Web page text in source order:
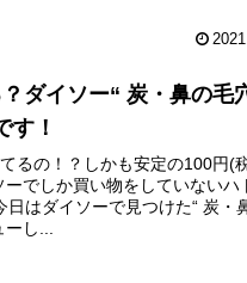
ダイソー“ 炭・鼻の毛
す！
るの！？しかも安定の100円(
でしか買い物をしていないハ
日はダイソーで見つけた“ 炭・
ーし...